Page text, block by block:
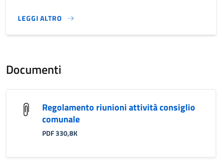
LEGGI ALTRO
}
Documenti
Regolamento riunioni attività consiglio
comunale
PDF 330,8K